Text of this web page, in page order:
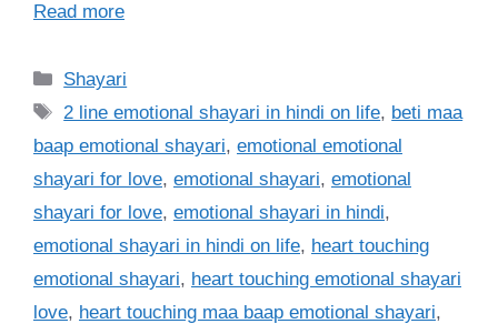
Read more
Categories
Shayari
Tags
2 line emotional shayari in hindi on life, beti maa
baap emotional shayari, emotional emotional
shayari for love, emotional shayari, emotional
shayari for love, emotional shayari in hindi,
emotional shayari in hindi on life, heart touching
emotional shayari, heart touching emotional shayari
love, heart touching maa baap emotional shayari,